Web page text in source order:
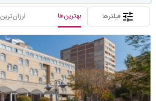
فیلترها بهترین‌ها ارزان‌ترین